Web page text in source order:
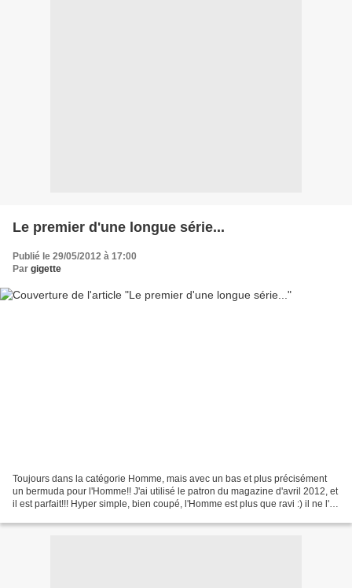
Le premier d'une longue série...
Publié le 29/05/2012 à 17:00
Par gigette
Toujours dans la catégorie Homme, mais avec un bas et plus précisément
un bermuda pour l'Homme!! J'ai utilisé le patron du magazine d'avril 2012, et
il est parfait!!! Hyper simple, bien coupé, l'Homme est plus que ravi :) il ne l'a